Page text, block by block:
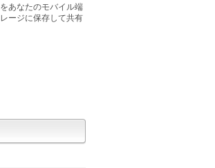
あなたのモバイル端
ージに保存して共有